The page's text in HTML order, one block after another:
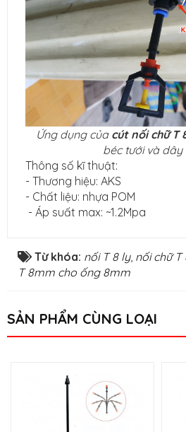
Ứng dụng của cút nối chữ T
béc tưới và
Thông số kĩ thuật:
- Thương hiệu: AKS
- Chất liệu: nhựa POM
- Áp suất max: ~1.2Mpa
Từ khóa: nối T 8 ly, nối chữ T
T 8mm cho ống 8mm
SẢN PHẨM CÙNG LOẠI